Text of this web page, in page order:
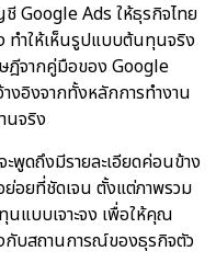
Google Ads ให้ธุรกิจไทย
ทำให้เห็นรูปแบบต้นทุนจริง
ฎีจากคู่มือของ Google
งอิงจากทั้งหลักการทำงาน
นจริง
ะพูดถึงมีรายละเอียดค่อนข้าง
อยที่ชัดเจน ตั้งแต่ภาพรวม
แบบเจาะจง เพื่อให้คุณ
กับสถานการณ์ของธุรกิจตัว